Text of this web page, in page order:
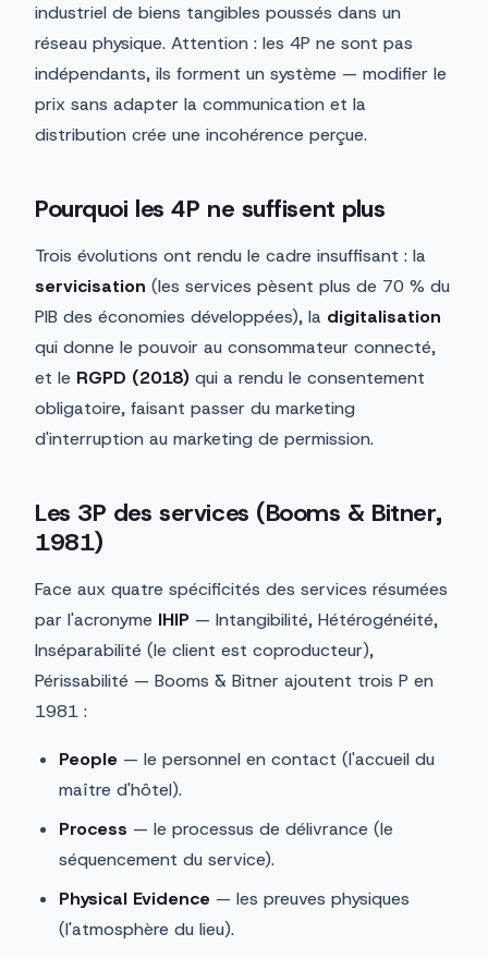
industriel de biens tangibles poussés dans un
réseau physique. Attention : les 4P ne sont pas
indépendants, ils forment un système — modifier le
prix sans adapter la communication et la
distribution crée une incohérence perçue.
Pourquoi les 4P ne suffisent plus
Trois évolutions ont rendu le cadre insuffisant : la
servicisation (les services pèsent plus de 70 % du
PIB des économies développées), la digitalisation
qui donne le pouvoir au consommateur connecté,
et le RGPD (2018) qui a rendu le consentement
obligatoire, faisant passer du marketing
d'interruption au marketing de permission.
Les 3P des services (Booms & Bitner,
1981)
Face aux quatre spécificités des services résumées
par l'acronyme IHIP — Intangibilité, Hétérogénéité,
Inséparabilité (le client est coproducteur),
Périssabilité — Booms & Bitner ajoutent trois P en
1981 :
People — le personnel en contact (l'accueil du
maître d'hôtel).
Process — le processus de délivrance (le
séquencement du service).
Physical Evidence — les preuves physiques
(l'atmosphère du lieu).